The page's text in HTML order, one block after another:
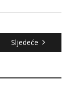
Sljedeće